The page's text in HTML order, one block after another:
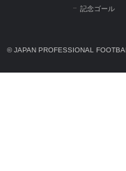
記念ゴール
© JAPAN PROFESSIONAL